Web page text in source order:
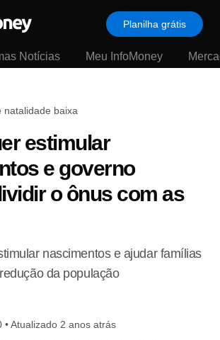
Planilha grátis
Notícias Meu InfoMoney
natalidade baixa
estimular
e governo
o ônus com as
nascimentos e ajudar famílias
da população
•Atualizado 2 anos atrás